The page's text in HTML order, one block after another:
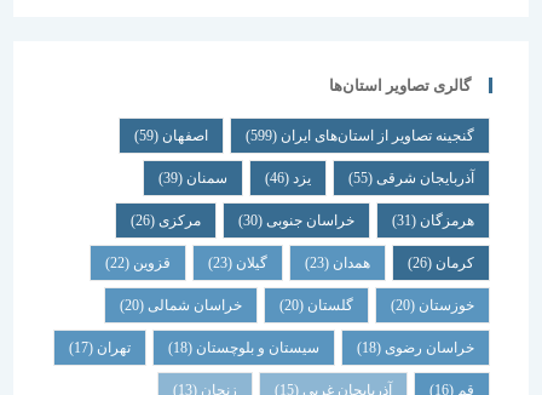
گالری تصاویر استان‌ها
گنجینه تصاویر از استان‌های ایران(599) اصفهان (59)
آذربایجان شرقی(55) یزد سمنان (39)
هرمزگان(31) خراسان جنوبی(30) مرکزی (26)
همدان گیلان قزوین
خوزستان(20) گلستان (20) خراسان شمالی(20)
خراسان رضوی(18) سیستان و بلوچستان(18) تهران
آذربایجان غربی(15) زنجان